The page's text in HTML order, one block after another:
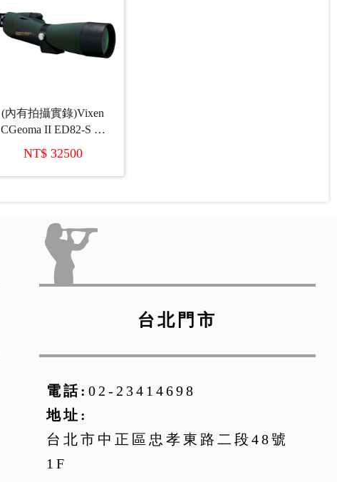
(內有拍攝實錄)Vixen
CGeoma II ED82-S 直
角單筒望遠鏡+21倍調
至63倍變焦目鏡 (日本
製造)
NT$ 32500
台北門市
電話: 02-23414698
地址:
台北市中正區忠孝東路二段48號
1F